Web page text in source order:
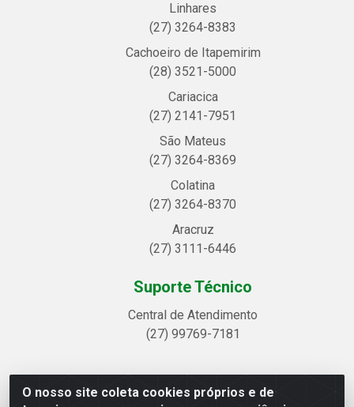
O nosso site coleta cookies próprios e de
Linhares
(27) 3264-8383
Cachoeiro de Itapemirim
(28) 3521-5000
Cariacica
(27) 2141-7951
São Mateus
(27) 3264-8369
Colatina
(27) 3264-8370
Aracruz
(27) 3111-6446
Suporte Técnico
Central de Atendimento
(27) 99769-7181
Linhavix Distribuidora LTDA - Avenida Alegre, 2521 -